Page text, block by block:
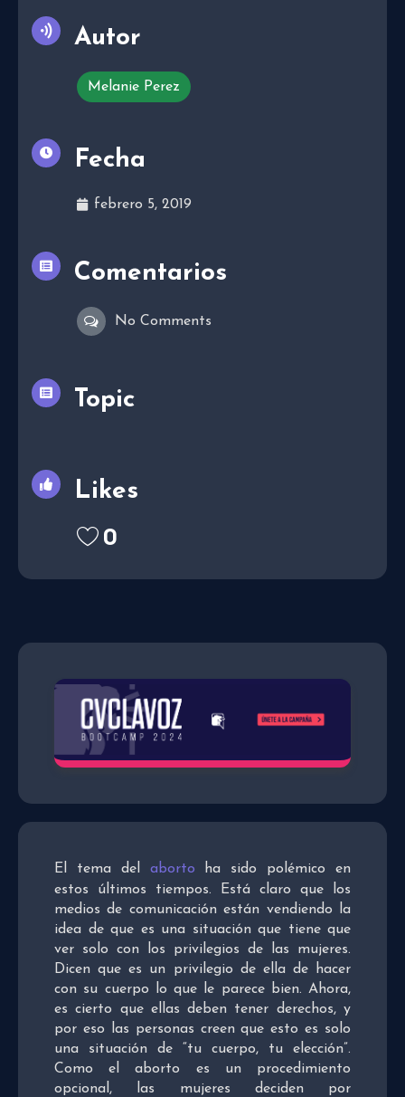
El tema del aborto ha sido polémico en
estos últimos tiempos. Está claro que los
medios de comunicación están vendiendo la
idea de que es una situación que tiene que
ver solo con los privilegios de las mujeres.
Dicen que es un privilegio de ella de hacer
con su cuerpo lo que le parece bien. Ahora,
es cierto que ellas deben tener derechos, y
por eso las personas creen que esto es solo
una situación de “tu cuerpo, tu elección”.
Como el aborto es un procedimiento
opcional, las mujeres deciden por
Autor
Melanie Perez
Fecha
febrero 5, 2019
Comentarios
No Comments
Topic
Likes
0